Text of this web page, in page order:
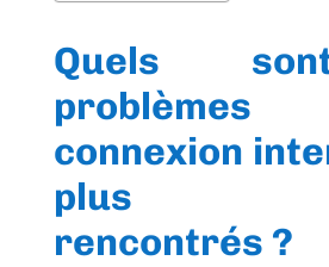
Quels
connexion
plus
rencontrés ?